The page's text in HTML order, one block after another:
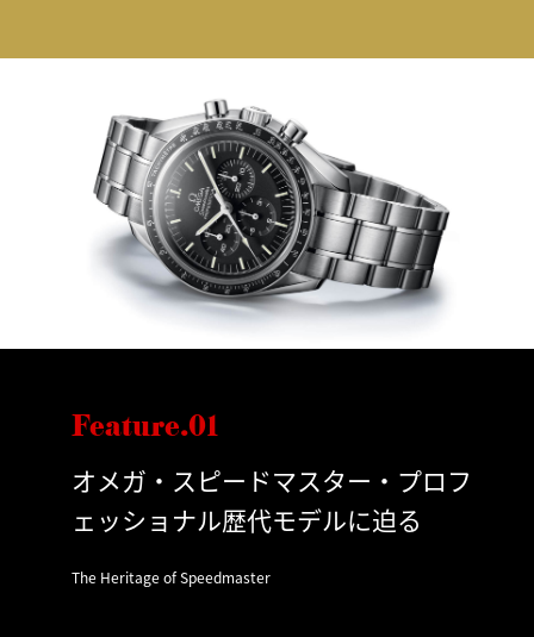
Feature.01
オメガ・スピードマスター・プロフ
ェッショナル歴代モデルに迫る
The Heritage of Speedmaster